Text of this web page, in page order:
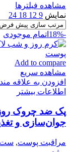
مشاهده فیلترها
نمایش 9
12
18
24
-18% اتمام موجودی
Add to compare
مشاهده سریع
افزودن به علاقه
اطلاعات بیشتر
جوان‌سازی و تغذیه
مراقبت پوست, ست